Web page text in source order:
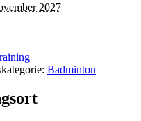
2027
Badminton